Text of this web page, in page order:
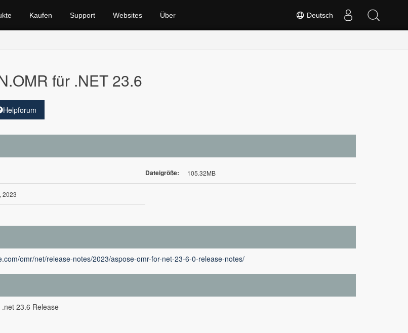
Deutsch
Kaufen Support Websites Über
für .NET 23.6
Helpforum
Dateigröße: 105.32MB
2023
omr/net/release-notes/2023/aspose-omr-for-net-23-6-0-release-notes/
23.6 Release